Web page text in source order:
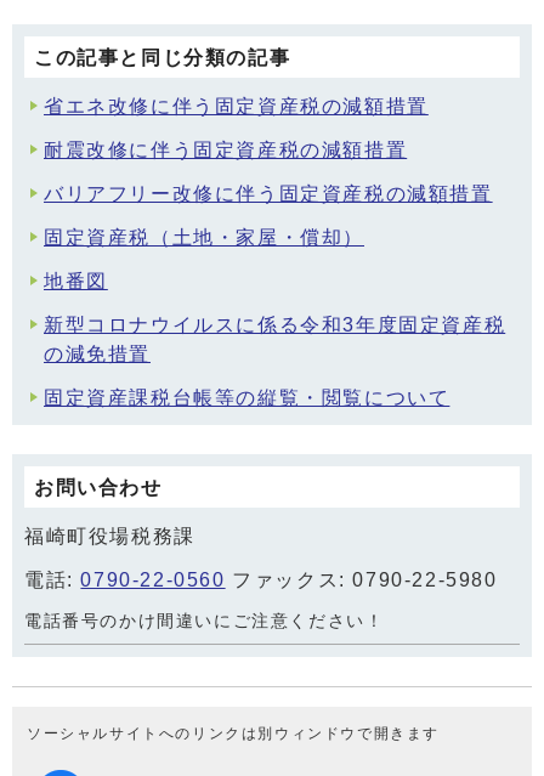
この記事と同じ分類の記事
省エネ改修に伴う固定資産税の減額措置
耐震改修に伴う固定資産税の減額措置
バリアフリー改修に伴う固定資産税の減額措置
固定資産税（土地・家屋・償却）
地番図
新型コロナウイルスに係る令和3年度固定資産税
の減免措置
固定資産課税台帳等の縦覧・閲覧について
お問い合わせ
福崎町役場税務課
電話:0790-22-0560 ファックス: 0790-22-5980
電話番号のかけ間違いにご注意ください！
ソーシャルサイトへのリンクは別ウィンドウで開きます